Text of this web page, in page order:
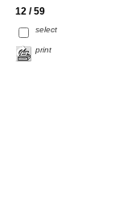
12 / 59
select
print